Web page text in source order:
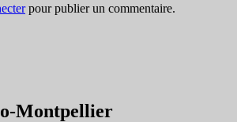
pour publier un commentaire.
Montpellier